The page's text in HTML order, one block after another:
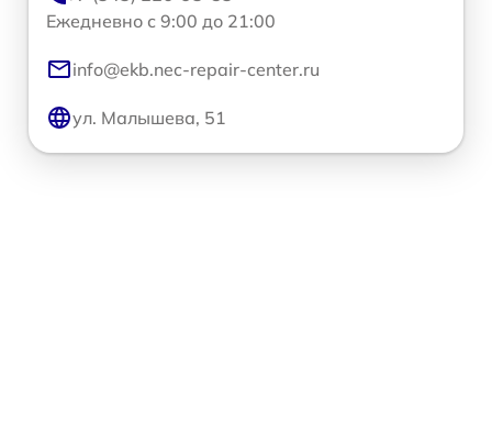
Ежедневно с 9:00 до 21:00
info@ekb.nec-repair-center.ru
ул. Малышева, 51